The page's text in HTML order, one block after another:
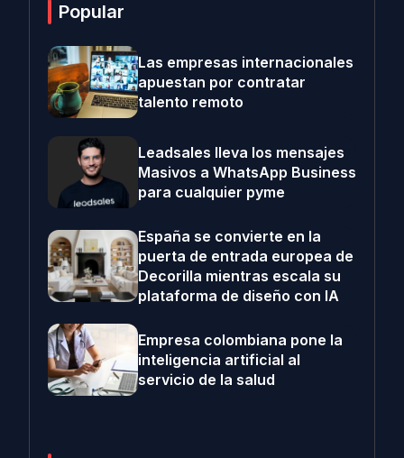
Popular
Las empresas internacionales
apuestan por contratar
talento remoto
Leadsales lleva los mensajes
Masivos a WhatsApp Business
para cualquier pyme
España se convierte en la
puerta de entrada europea de
Decorilla mientras escala su
plataforma de diseño con IA
Empresa colombiana pone la
inteligencia artificial al
servicio de la salud